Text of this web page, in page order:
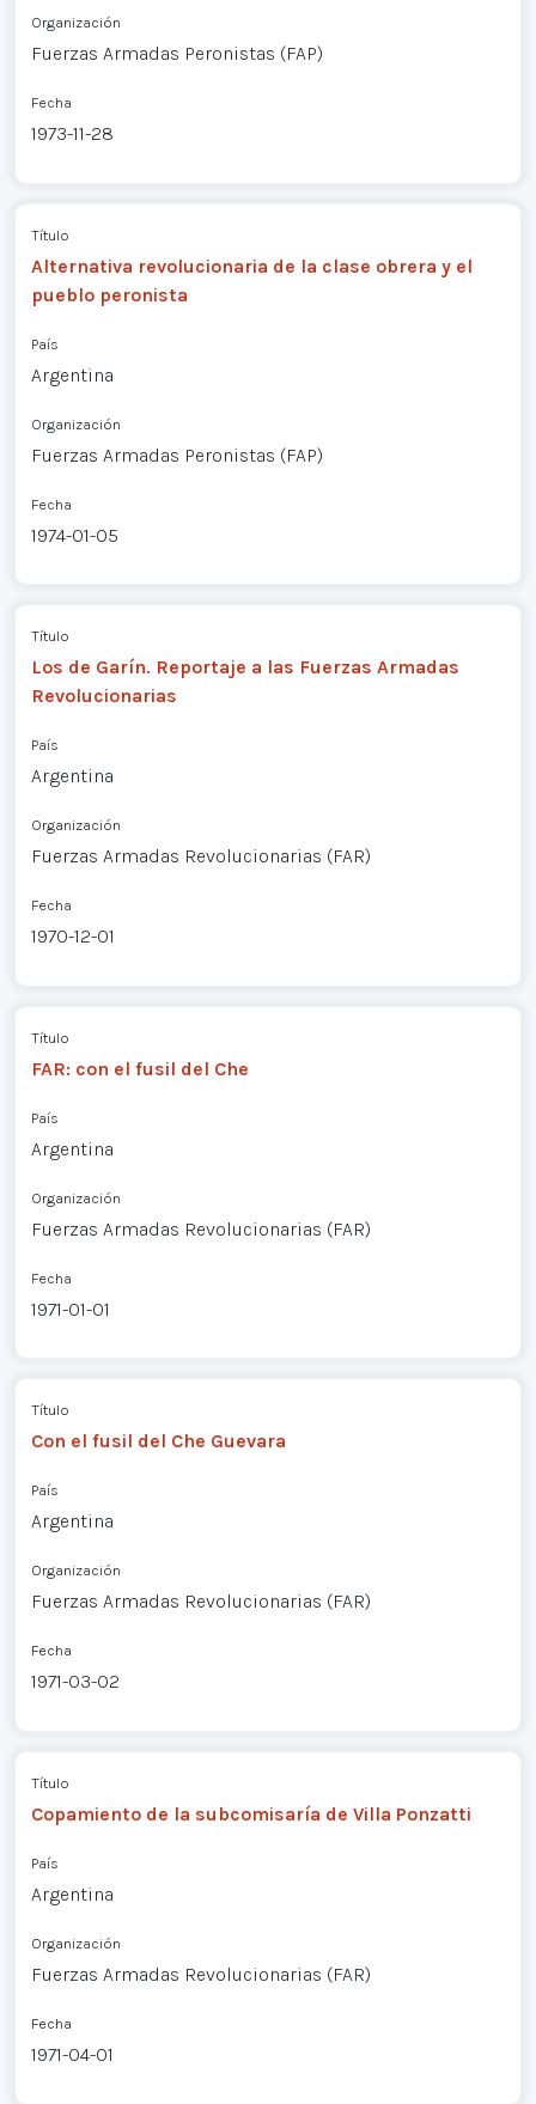
Organización
Fuerzas Armadas Peronistas (FAP)
Fecha
1973-11-28
Título
Alternativa revolucionaria de la clase obrera y el
pueblo peronista
País
Argentina
Organización
Fuerzas Armadas Peronistas (FAP)
Fecha
1974-01-05
Título
Los de Garín. Reportaje a las Fuerzas Armadas
Revolucionarias
País
Argentina
Organización
Fuerzas Armadas Revolucionarias (FAR)
Fecha
1970-12-01
Título
FAR: con el fusil del Che
País
Argentina
Organización
Fuerzas Armadas Revolucionarias (FAR)
Fecha
1971-01-01
Título
Con el fusil del Che Guevara
País
Argentina
Organización
Fuerzas Armadas Revolucionarias (FAR)
Fecha
1971-03-02
Título
Copamiento de la subcomisaría de Villa Ponzatti
País
Argentina
Organización
Fuerzas Armadas Revolucionarias (FAR)
Fecha
1971-04-01